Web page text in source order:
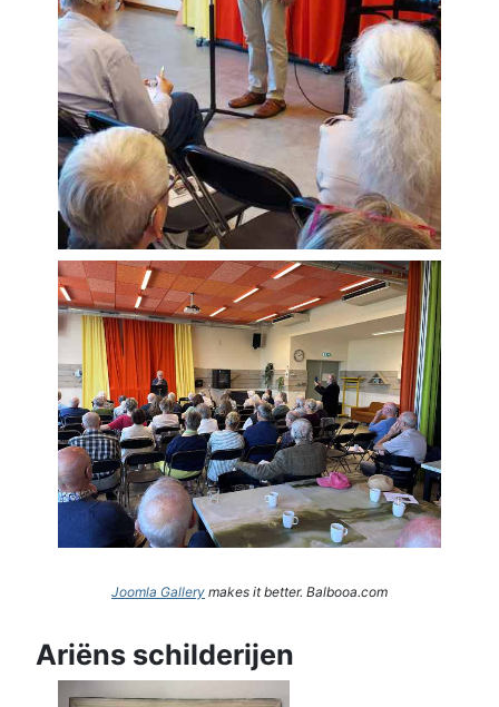
Joomla Gallery makes it better. Balbooa.com
Ariëns schilderijen